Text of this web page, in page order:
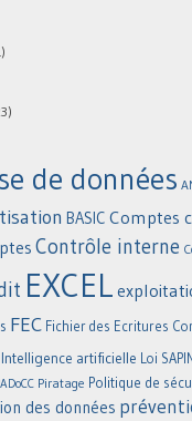
de données
BASIC Comptes
Contrôle interne
EXCEL
FEC Fichier des Ecritures
Intelligence artificielle Loi
Piratage Politique de
des données